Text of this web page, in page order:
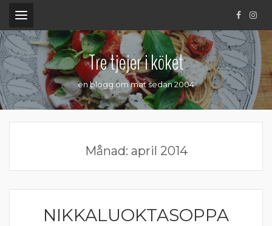
.
Tre tjejer i köket
en blogg om mat sedan 2004
Månad: april 2014
FÄRSNIKKALUOKTASOPPA